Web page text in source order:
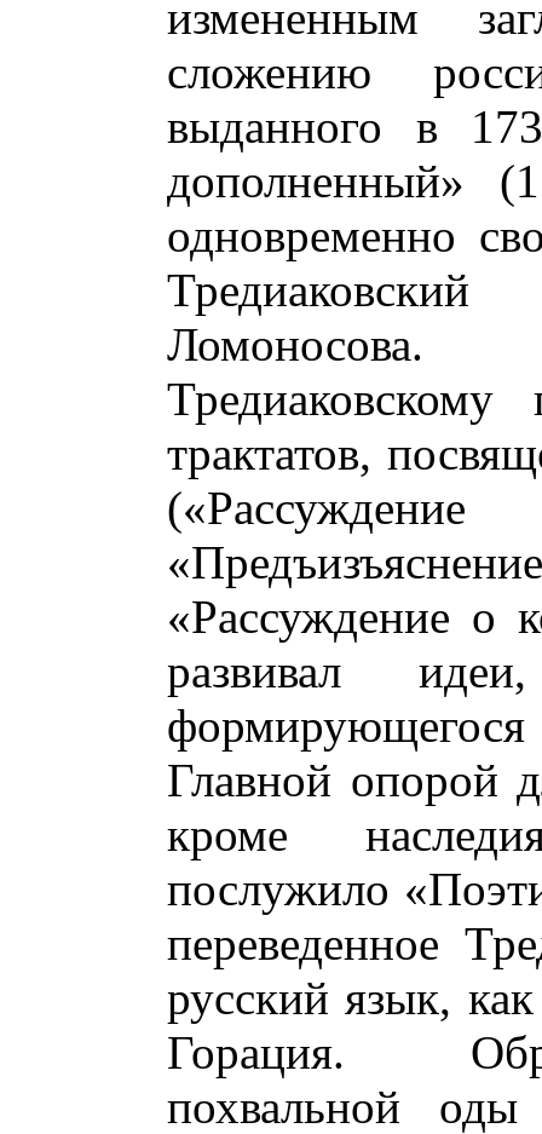
измененным
сложению
выданного в
дополненный»
одновременно
Ломоносова.
трактатов,
«Рассуждение о
развивал
Главной опорой
кроме
послужило
переведенное
русский язык,
Горация.
похвальной